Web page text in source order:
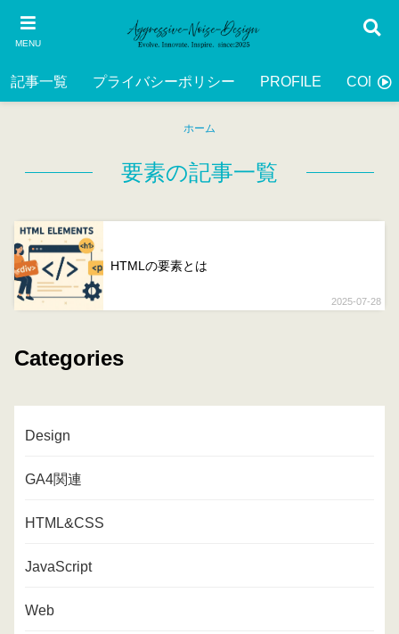
MENU
記事一覧 プライバシーポリシー PROFILE
ホーム
要素の記事一覧
2025-07-28
HTMLの要素とは
Categories
Design
GA4関連
HTML&CSS
JavaScript
Web